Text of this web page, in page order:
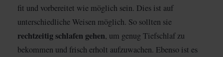
fit und vorbereitet wie möglich sein. Dies ist auf
unterschiedliche Weisen möglich. So sollten sie
rechtzeitig schlafen gehen, um genug Tiefschlaf zu
bekommen und frisch erholt aufzuwachen. Ebenso ist es